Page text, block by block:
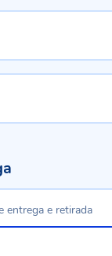
entrega e retirada